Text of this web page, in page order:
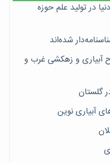
برتر دنیا در تولید علم حوزه
طرح آبیاری و زهکشی غرب و
گلستان
آبیاری نوین